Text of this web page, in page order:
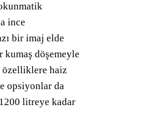
ince
bir imaj elde
kumaş döşemeyle
özelliklere haiz
opsiyonlar da
litreye kadar